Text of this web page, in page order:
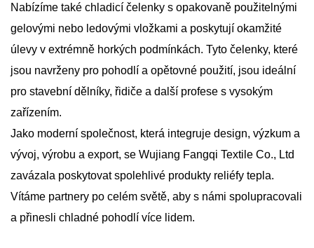
Nabízíme také chladicí čelenky s opakovaně použitelnými
gelovými nebo ledovými vložkami a poskytují okamžité
úlevy v extrémně horkých podmínkách. Tyto čelenky, které
jsou navrženy pro pohodlí a opětovné použití, jsou ideální
pro stavební dělníky, řidiče a další profese s vysokým
zařízením.
Jako moderní společnost, která integruje design, výzkum a
vývoj, výrobu a export, se Wujiang Fangqi Textile Co., Ltd
zavázala poskytovat spolehlivé produkty reliéfy tepla.
Vítáme partnery po celém světě, aby s námi spolupracovali
a přinesli chladné pohodlí více lidem.